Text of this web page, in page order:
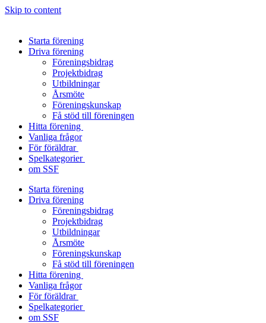
Skip to content
Starta förening
Driva förening
Föreningsbidrag
Projektbidrag
Utbildningar
Årsmöte
Föreningskunskap
Få stöd till föreningen
Hitta förening
Vanliga frågor
För föräldrar
Spelkategorier
om SSF
Starta förening
Driva förening
Föreningsbidrag
Projektbidrag
Utbildningar
Årsmöte
Föreningskunskap
Få stöd till föreningen
Hitta förening
Vanliga frågor
För föräldrar
Spelkategorier
om SSF